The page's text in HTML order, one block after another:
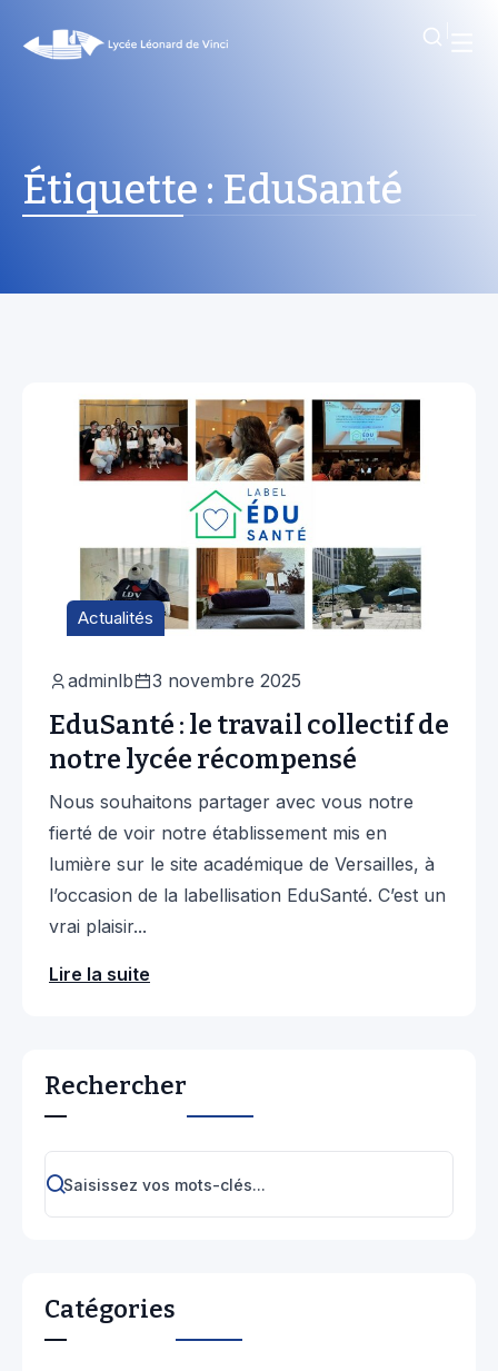
Étiquette : EduSanté
Actualités
adminlb 3 novembre 2025
EduSanté : le travail collectif de
notre lycée récompensé
Nous souhaitons partager avec vous notre
fierté de voir notre établissement mis en
lumière sur le site académique de Versailles, à
l’occasion de la labellisation EduSanté. C’est un
vrai plaisir...
Lire la suite
Rechercher
Catégories